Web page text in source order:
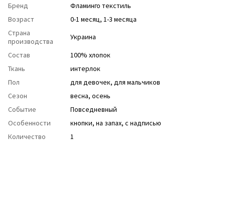
Бренд
Фламинго текстиль
Возраст
0-1 месяц, 1-3 месяца
Страна
производства
Украина
Состав
100% хлопок
Ткань
интерлок
Пол
для девочек, для мальчиков
Сезон
весна, осень
Событие
Повседневный
Особенности
кнопки, на запах, с надписью
Количество
1